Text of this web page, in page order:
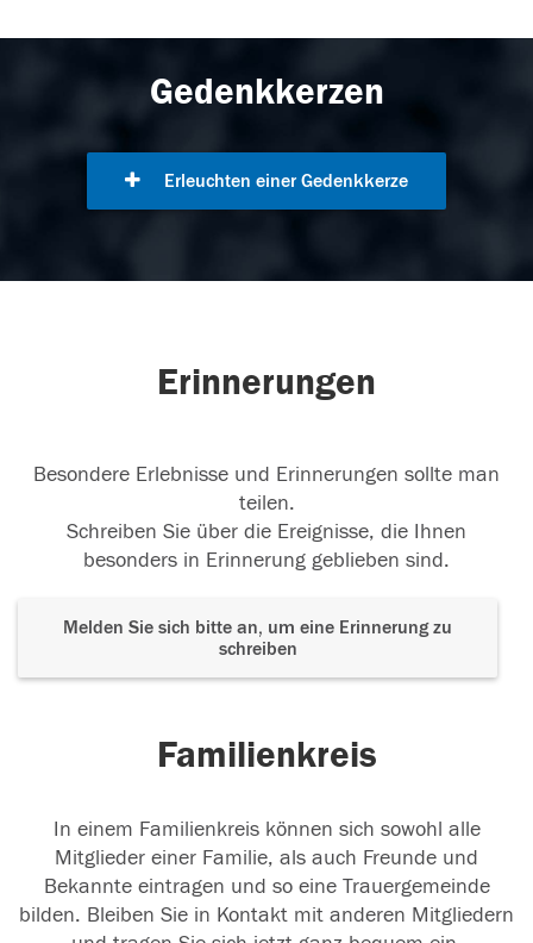
Gedenkkerzen
Erleuchten einer Gedenkkerze
Erinnerungen
Besondere Erlebnisse und Erinnerungen sollte man
teilen.
Schreiben Sie über die Ereignisse, die Ihnen
besonders in Erinnerung geblieben sind.
Melden Sie sich bitte an, um eine Erinnerung zu
schreiben
Familienkreis
In einem Familienkreis können sich sowohl alle
Mitglieder einer Familie, als auch Freunde und
Bekannte eintragen und so eine Trauergemeinde
bilden. Bleiben Sie in Kontakt mit anderen Mitgliedern